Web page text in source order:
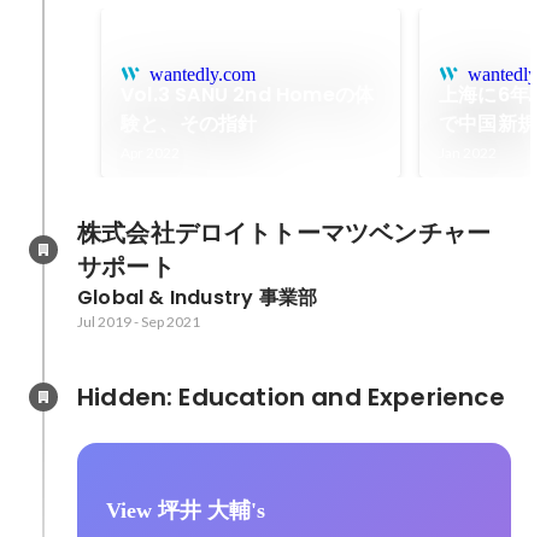
wantedly.com
株式会社デロイトトーマツベンチャー
サポート
Global & Industry 事業部
Jul 2019- Sep 2021
View 坪井 大輔's